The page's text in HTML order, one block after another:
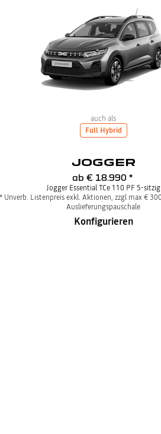
auch als
Full Hybrid
JOGGER
ab € 18.990 *
Jogger Essential TCe 110 PF 5-sitzig
* Unverb. Listenpreis exkl. Aktionen, zzgl max €
Auslieferungspauschale
Konfigurieren